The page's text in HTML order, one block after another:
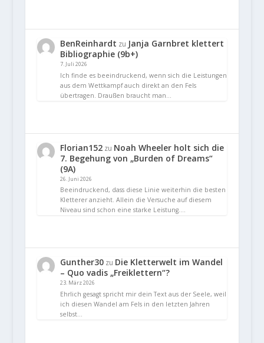
BenReinhardt zu Janja Garnbret klettert
Bibliographie (9b+)
7. Juli 2026
Ich finde es beeindruckend, wenn sich die Leistungen
aus dem Wettkampf auch direkt an den Fels
übertragen. Draußen braucht man…
Florian152zu Noah Wheeler holt sich die
7. Begehung von „Burden of Dreams“
(9A)
26. Juni 2026
Beeindruckend, dass diese Linie weiterhin die besten
Kletterer anzieht. Allein die Versuche auf diesem
Niveau sind schon eine starke Leistung.…
Gunther30zu Die Kletterwelt im Wandel
– Quo vadis „Freiklettern“?
23. März 2026
Ehrlich gesagt spricht mir dein Text aus der Seele, weil
ich diesen Wandel am Fels in den letzten Jahren
selbst…